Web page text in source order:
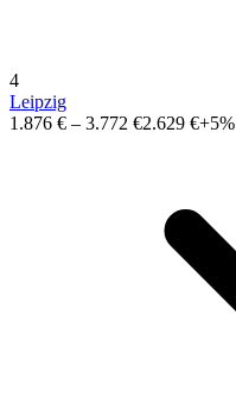
4
Leipzig
1.876 € – 3.772 €2.629 €+5%